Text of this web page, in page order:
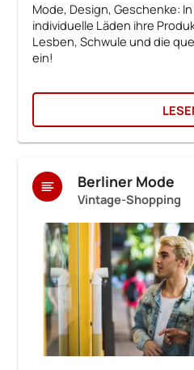
Mode, Design, Geschenke:
individuelle Läden ihre
Lesben, Schwule und die
ein!
Berliner Mode
Vintage-Shopping